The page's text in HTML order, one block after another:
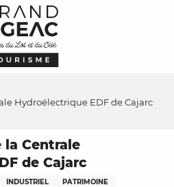
Hydroélectrique EDF de Cajarc
la Centrale
de Cajarc
INDUSTRIEL
PATRIMOINE